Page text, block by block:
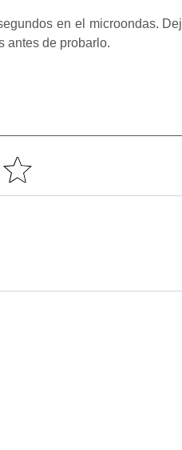
en el microondas.
antes de probarlo.